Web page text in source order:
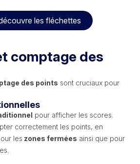
les fléchettes
comptage des
des points sont cruciaux pour
pour afficher les scores.
correctement les points, en
les zones fermées ainsi que pour